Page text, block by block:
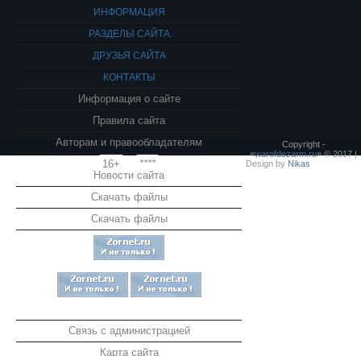
ИНФОРМАЦИЯ
РАЗДЕЛЫ САЙТА
ДРУЗЬЯ САЙТА
КОНТАКТЫ
Информация о сайте
Правила сайта
Авторам и правообладателям
16+
****
Новости сайта
Скачать файлы
Скачать файлы
Связь с администрацией
Карта сайта
Copyright -
«warofdezarm.ru» © 2017 |
Design by Nikas